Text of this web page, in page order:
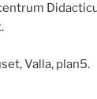
Valla, plan5.